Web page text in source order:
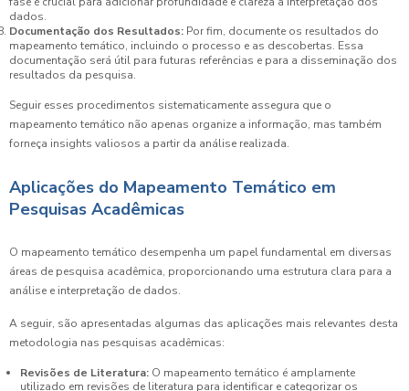
dados.
Documentação dos Resultados: Por fim, documente os resultados do
mapeamento temático, incluindo o processo e as descobertas. Essa
documentação será útil para futuras referências e para a disseminação dos
resultados da pesquisa.
Seguir esses procedimentos sistematicamente assegura que o
mapeamento temático não apenas organize a informação, mas também
forneça insights valiosos a partir da análise realizada.
Aplicações do Mapeamento Temático em
Pesquisas Acadêmicas
O mapeamento temático desempenha um papel fundamental em diversas
áreas de pesquisa acadêmica, proporcionando uma estrutura clara para a
análise e interpretação de dados.
A seguir, são apresentadas algumas das aplicações mais relevantes desta
metodologia nas pesquisas acadêmicas:
Revisões de Literatura: O mapeamento temático é amplamente
utilizado em revisões de literatura para identificar e categorizar os